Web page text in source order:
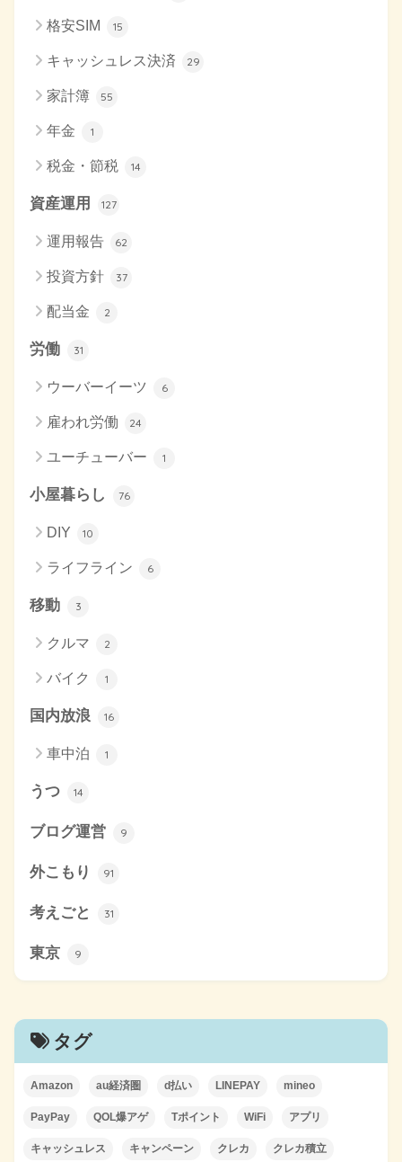
格安SIM 15
キャッシュレス決済 29
家計簿 55
年金 1
税金・節税 14
資産運用 127
運用報告 62
投資方針 37
配当金 2
労働 31
ウーバーイーツ 6
雇われ労働 24
ユーチューバー 1
小屋暮らし 76
DIY 10
ライフライン 6
移動 3
クルマ 2
バイク 1
国内放浪 16
車中泊 1
うつ 14
ブログ運営 9
外こもり 91
考えごと 31
東京 9
タグ
Amazon au経済圏 d払い LINEPAY mineo
PayPay QOL爆アゲ Tポイント WiFi アプリ
キャッシュレス キャンペーン クレカ クレカ積立